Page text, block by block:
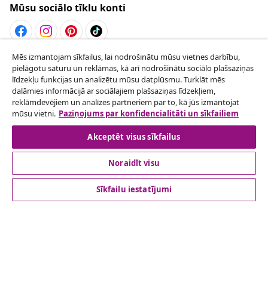
Mūsu sociālo tīklu konti
Atteikties no līguma
Iesniegt pieprasījumu par atteikšanos no
pasūtījuma.
Atteikties no līguma
klientu apkalpoanaš
Mēs izmantojam sīkfailus, lai nodrošinātu mūsu vietnes darbību,
pielāgotu saturu un reklāmas, kā arī nodrošinātu sociālo plašsaziņas
līdzekļu funkcijas un analizētu mūsu datplūsmu. Turklāt mēs
dalāmies informācijā ar sociālajiem plašsaziņas līdzekļiem,
reklāmdevējiem un analīzes partneriem par to, kā jūs izmantojat
mūsu vietni. Paziņojums par konfidencialitāti un sīkfailiem
Akceptēt visus sīkfailus
Noraidīt visu
Sīkfailu iestatījumi